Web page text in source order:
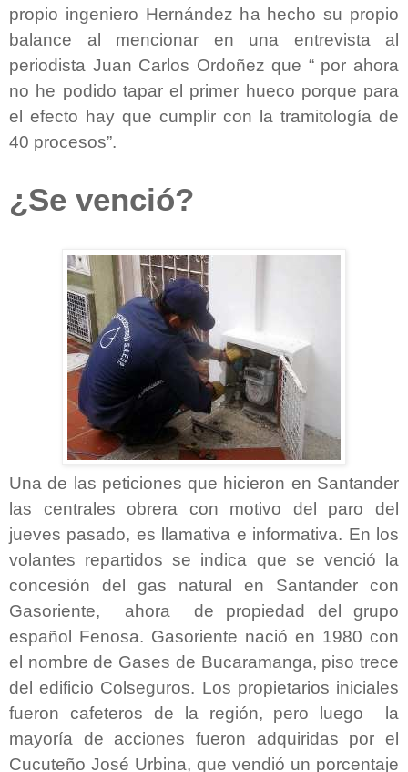
propio ingeniero Hernández ha hecho su propio
balance al mencionar en una entrevista al
periodista Juan Carlos Ordoñez que “ por ahora
no he podido tapar el primer hueco porque para
el efecto hay que cumplir con la tramitología de
40 procesos”.
¿Se venció?
Una de las peticiones que hicieron en Santander
las centrales obrera con motivo del paro del
jueves pasado, es llamativa e informativa. En los
volantes repartidos se indica que se venció la
concesión del gas natural en Santander con
Gasoriente, ahora de propiedad del grupo
español Fenosa. Gasoriente nació en 1980 con
el nombre de Gases de Bucaramanga, piso trece
del edificio Colseguros. Los propietarios iniciales
fueron cafeteros de la región, pero luego la
mayoría de acciones fueron adquiridas por el
Cucuteño José Urbina, que vendió un porcentaje